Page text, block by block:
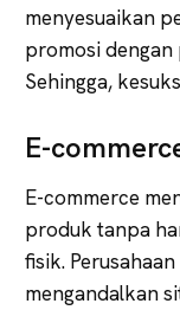
menyesuaikan
promosi dengan
Sehingga,
E-
E-commerce
produk tanpa
fisik.
mengandalkan